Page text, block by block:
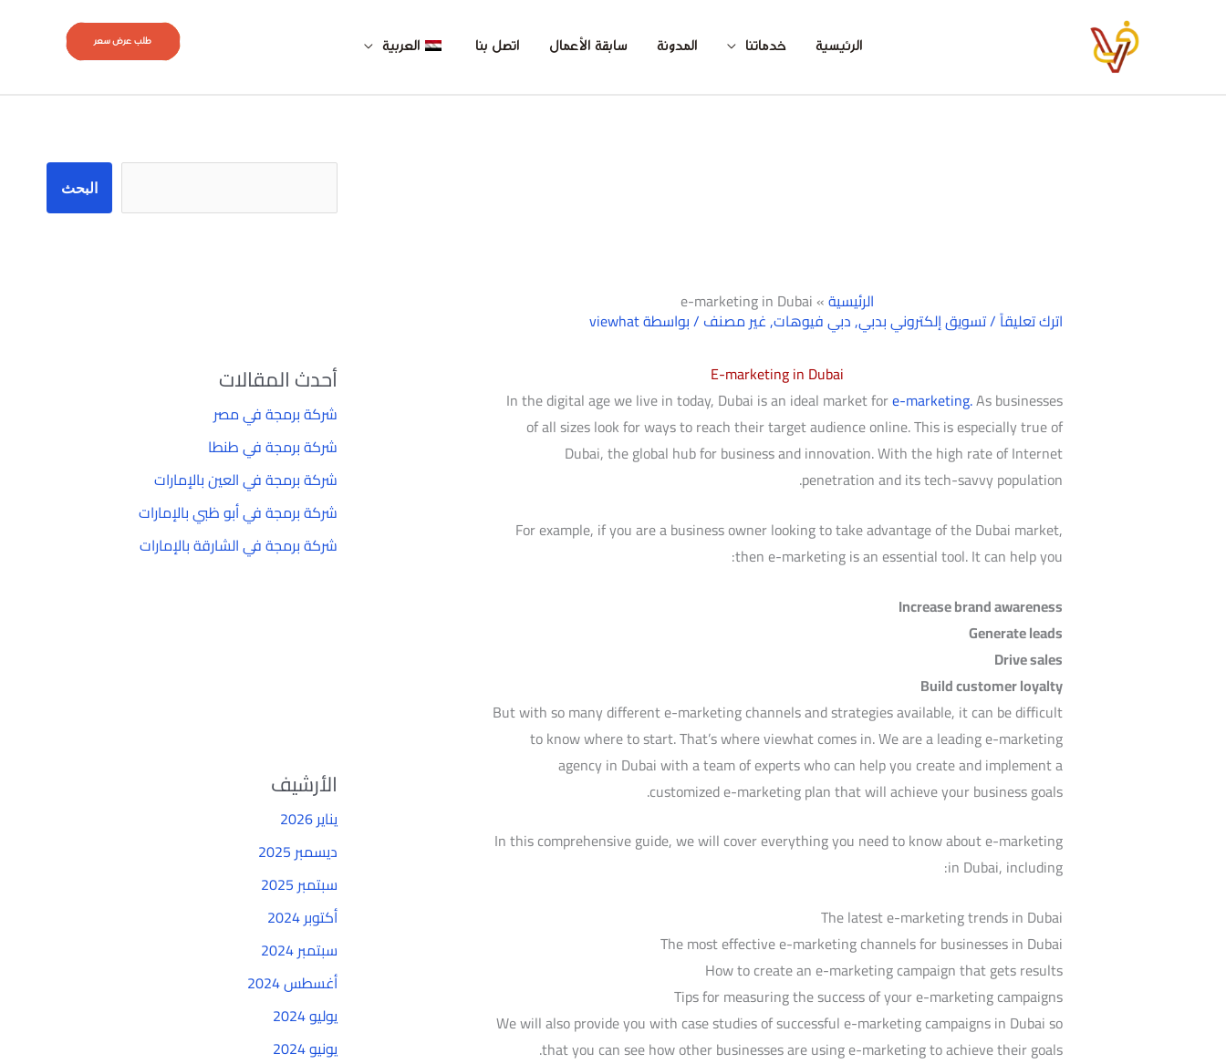
الرئيسية خدماتنا المدونة سابقة الأعمال اتصل بنا العربية طلب عرض سعر
الرئيسية»
e-marketing in Dubai
اترك تعليقاً/تسويق إلكتروني بدبي,دبي فيوهات,غير مصنف/ بواسطةviewhat
E-marketing in Dubai
In the digital age we live in today, Dubai is an ideal market fore-marketing.As businesses
of all sizes look for ways to reach their target audience online. This is especially true of
Dubai, the global hub for business and innovation. With the high rate of Internet
penetration and its tech-savvy population.
For example, if you are a business owner looking to take advantage of the Dubai market,
then e-marketing is an essential tool. It can help you:
Increase brand awareness
Generate leads
Drive sales
Build customer loyalty
But with so many different e-marketing channels and strategies available, it can be difficult
to know where to start. That’s where viewhat comes in. We are a leading e-marketing
agency in Dubai with a team of experts who can help you create and implement a
customized e-marketing plan that will achieve your business goals.
In this comprehensive guide, we will cover everything you need to know about e-marketing
in Dubai, including:
The latest e-marketing trends in Dubai
The most effective e-marketing channels for businesses in Dubai
How to create an e-marketing campaign that gets results
Tips for measuring the success of your e-marketing campaigns
We will also provide you with case studies of successful e-marketing campaigns in Dubai so
that you can see how other businesses are using e-marketing to achieve their goals.
البحث
أحدث المقالات
شركة برمجة في مصر
شركة برمجة في طنطا
شركة برمجة في العين بالإمارات
شركة برمجة في أبو ظبي بالإمارات
شركة برمجة في الشارقة بالإمارات
الأرشيف
يناير 2026
ديسمبر 2025
سبتمبر 2025
أكتوبر 2024
سبتمبر 2024
أغسطس 2024
يوليو 2024
يونيو 2024